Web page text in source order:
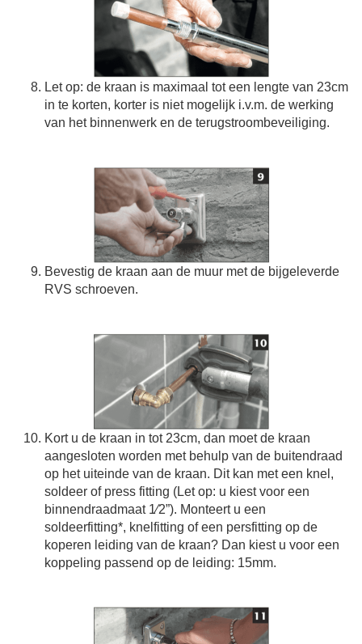
Let op: de kraan is maximaal tot een lengte van 23cm
in te korten, korter is niet mogelijk i.v.m. de werking
van het binnenwerk en de terugstroombeveiliging.
Bevestig de kraan aan de muur met de bijgeleverde
RVS schroeven.
Kort u de kraan in tot 23cm, dan moet de kraan
aangesloten worden met behulp van de buitendraad
op het uiteinde van de kraan. Dit kan met een knel,
soldeer of press fitting (Let op: u kiest voor een
binnendraadmaat 1⁄2”). Monteert u een
soldeerfitting*, knelfitting of een persfitting op de
koperen leiding van de kraan? Dan kiest u voor een
koppeling passend op de leiding: 15mm.